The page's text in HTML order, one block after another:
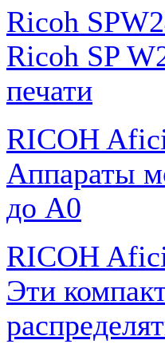
Ricoh
Ricoh SP
печати
RICOH
Аппараты
до А0
RICOH
Эти